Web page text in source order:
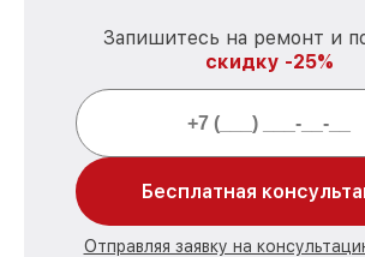
Запишитесь на ремонт и
скидку -25%
Бесплатная
Отправляя заявку на